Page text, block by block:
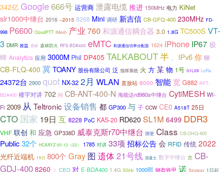
342亿 Google 666号 运营商 泄露电缆 推进 150MHz 电力 KiNet
slr1000中继台 2016 --2015 8268 Mini 调研 新吉信 CB-GFQ-400 230MHz FD-
998 P6600 CloudPTT iMesh 产业 760 和源通信耦合器 3.0 1.8G TC500S VT-
3 DMR 效益 鼎桥 森林防火 RFS-BDA400 eMTC 和源通信功率分配器 1624 iPhone IP67 极
蜂 Analytics 应用 3000M Phil DP405 TALKABOUT半 IPv6你 聊
CB-FLQ-400冀TOANY 股份有限公司 泛 指挥系统 火 方 某 物 1号 01L09 LoRa
24372台 2900 quot NX-32 2月 WLAN 直放站 8000 智能 宽 G882 RFT-
BDA400 楼宇对讲 702 问 CB-ANT-400-N 海能达rd980s中继台 CytiMESH Wi-
Fi 2009 从 Teltronic设备销售 都 GP300 与 子 CCW CE0 A518T 25日
CTO 国家 19日 互 8228 PoC KAS-20 RD620 SL1M 6499 DDR3
VHF 联创 和 应急 GP338D 威泰克斯r70中继台 隙更 Class CB-OHQ-400
Public32个 HCAAYZ-50-12（22） 1785 对讲 33项 招标公告会 RFID 传统 2022
光纤近端机 15日 800个 Gray 图 遗体21号线 混凝土 数字中继台 次 CB-
GDJ-400 8260 之 CEO 对 E-BDA400 1.4G 5GHz 1000部 钢盔铁甲 诺 Strategy 1日起